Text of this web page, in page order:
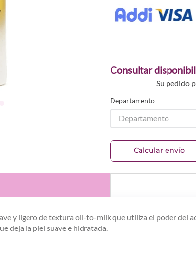
Consultar
Su pedido
Departamento
Departamento
Calcular envío
y ligero de textura oil-to-milk que utiliza el poder del
deja la piel suave e hidratada.